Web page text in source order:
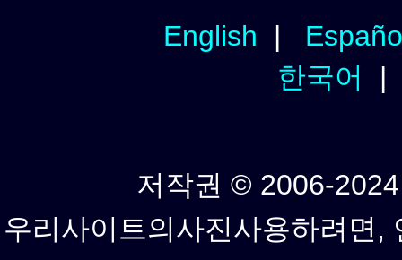
English |
한국어
저작권 © 2006-
우리사이트의사진사용하려면,